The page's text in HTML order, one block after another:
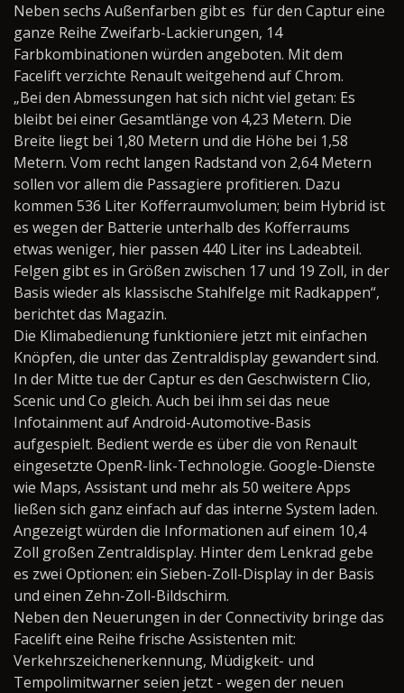
Neben sechs Außenfarben gibt es für den Captur eine
ganze Reihe Zweifarb-Lackierungen, 14
Farbkombinationen würden angeboten. Mit dem
Facelift verzichte Renault weitgehend auf Chrom.
„Bei den Abmessungen hat sich nicht viel getan: Es
bleibt bei einer Gesamtlänge von 4,23 Metern. Die
Breite liegt bei 1,80 Metern und die Höhe bei 1,58
Metern. Vom recht langen Radstand von 2,64 Metern
sollen vor allem die Passagiere profitieren. Dazu
kommen 536 Liter Kofferraumvolumen; beim Hybrid ist
es wegen der Batterie unterhalb des Kofferraums
etwas weniger, hier passen 440 Liter ins Ladeabteil.
Felgen gibt es in Größen zwischen 17 und 19 Zoll, in der
Basis wieder als klassische Stahlfelge mit Radkappen“,
berichtet das Magazin.
Die Klimabedienung funktioniere jetzt mit einfachen
Knöpfen, die unter das Zentraldisplay gewandert sind.
In der Mitte tue der Captur es den Geschwistern Clio,
Scenic und Co gleich. Auch bei ihm sei das neue
Infotainment auf Android-Automotive-Basis
aufgespielt. Bedient werde es über die von Renault
eingesetzte OpenR-link-Technologie. Google-Dienste
wie Maps, Assistant und mehr als 50 weitere Apps
ließen sich ganz einfach auf das interne System laden.
Angezeigt würden die Informationen auf einem 10,4
Zoll großen Zentraldisplay. Hinter dem Lenkrad gebe
es zwei Optionen: ein Sieben-Zoll-Display in der Basis
und einen Zehn-Zoll-Bildschirm.
Neben den Neuerungen in der Connectivity bringe das
Facelift eine Reihe frische Assistenten mit:
Verkehrszeichenerkennung, Müdigkeit- und
Tempolimitwarner seien jetzt - wegen der neuen